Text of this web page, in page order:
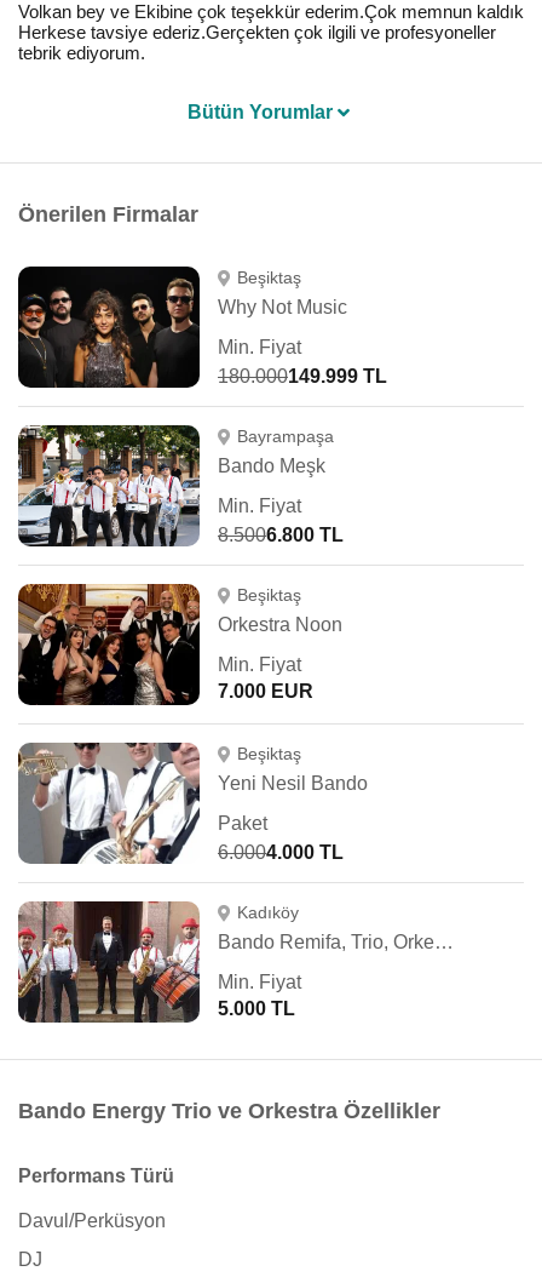
Volkan bey ve Ekibine çok teşekkür ederim.Çok memnun kaldık
Herkese tavsiye ederiz.Gerçekten çok ilgili ve profesyoneller
tebrik ediyorum.
Bütün Yorumlar
Önerilen Firmalar
Beşiktaş
Why Not Music
Min. Fiyat
180.000149.999 TL
Bayrampaşa
Bando Meşk
Min. Fiyat
8.5006.800 TL
Beşiktaş
Orkestra Noon
Min. Fiyat
7.000 EUR
Beşiktaş
Yeni Nesil Bando
Paket
6.0004.000 TL
Kadıköy
Bando Remifa, Trio, Orkestra, Fasıl
Min. Fiyat
5.000 TL
Bando Energy Trio ve Orkestra Özellikler
Performans Türü
Davul/Perküsyon
DJ